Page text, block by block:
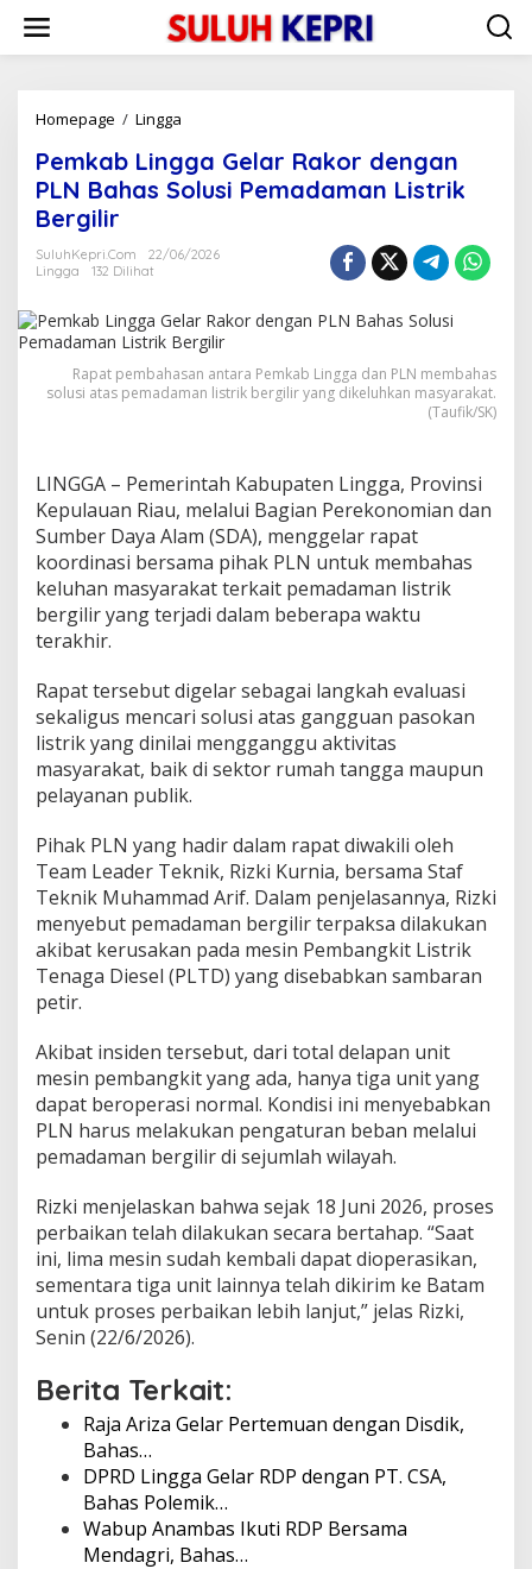
w
Homepage / Lingga
m
k
a
L
g
g
a
G
e
R
a
o
r
d
e
n
n
P
L
N
B
a
a
s
S
o
l
u
s
m
a
d
a
a
L
i
s
r
i
k
e
r
g
i
r
Pemkab Lingga Gelar Rakor dengan
PLN Bahas Solusi Pemadaman Listrik
Bergilir
SuluhKepri.com
22/06/2026
Lingga
132 Dilihat
Rapat pembahasan antara Pemkab Lingga dan PLN membahas
solusi atas pemadaman listrik bergilir yang dikeluhkan masyarakat.
(Taufik/SK)
LINGGA – Pemerintah Kabupaten Lingga, Provinsi
Kepulauan Riau, melalui Bagian Perekonomian dan
Sumber Daya Alam (SDA), menggelar rapat
koordinasi bersama pihak PLN untuk membahas
keluhan masyarakat terkait pemadaman listrik
bergilir yang terjadi dalam beberapa waktu
terakhir.
Rapat tersebut digelar sebagai langkah evaluasi
sekaligus mencari solusi atas gangguan pasokan
listrik yang dinilai mengganggu aktivitas
masyarakat, baik di sektor rumah tangga maupun
pelayanan publik.
Pihak PLN yang hadir dalam rapat diwakili oleh
Team Leader Teknik, Rizki Kurnia, bersama Staf
Teknik Muhammad Arif. Dalam penjelasannya, Rizki
menyebut pemadaman bergilir terpaksa dilakukan
akibat kerusakan pada mesin Pembangkit Listrik
Tenaga Diesel (PLTD) yang disebabkan sambaran
petir.
Akibat insiden tersebut, dari total delapan unit
mesin pembangkit yang ada, hanya tiga unit yang
dapat beroperasi normal. Kondisi ini menyebabkan
PLN harus melakukan pengaturan beban melalui
pemadaman bergilir di sejumlah wilayah.
Rizki menjelaskan bahwa sejak 18 Juni 2026, proses
perbaikan telah dilakukan secara bertahap. “Saat
ini, lima mesin sudah kembali dapat dioperasikan,
sementara tiga unit lainnya telah dikirim ke Batam
untuk proses perbaikan lebih lanjut,” jelas Rizki,
Senin (22/6/2026).
Berita Terkait:
Raja Ariza Gelar Pertemuan dengan Disdik,
Bahas…
DPRD Lingga Gelar RDP dengan PT. CSA,
Bahas Polemik…
Wabup Anambas Ikuti RDP Bersama
Mendagri, Bahas…